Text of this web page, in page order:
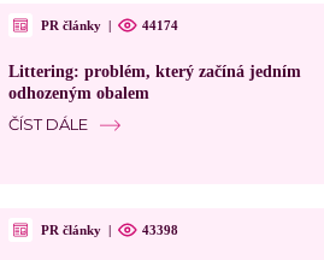
PR články | 44174
Littering: problém, který začíná jedním
odhozeným obalem
ČÍST DÁLE
PR články | 43398